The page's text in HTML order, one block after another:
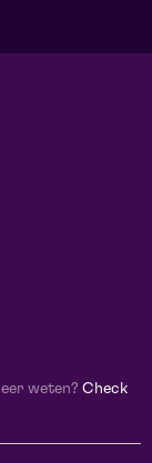
weten? Check